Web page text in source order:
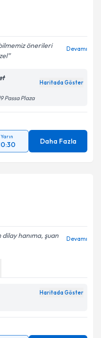
önerileri
Devamı
Haritada Göster
Passa Plaza
Yarın
Daha Fazla
dilay hanıma, şuan
Devamı
Haritada Göster